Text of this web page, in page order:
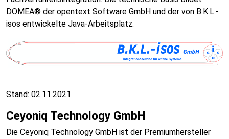
DOMEA® der opentext Software GmbH und der von B.K.L.-
isos entwickelte Java-Arbeitsplatz.
Stand: 02.11.2021
Ceyoniq Technology GmbH
Die Ceyoniq Technology GmbH ist der Premiumhersteller